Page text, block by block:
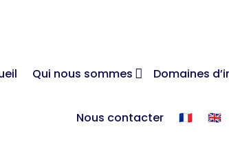
Qui nous sommes Domaines
Nous contacter 🇫🇷 🇬🇧